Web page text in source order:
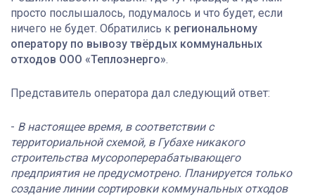
просто послышалось, подумалось и что будет, если
ничего не будет. Обратились к региональному
оператору по вывозу твёрдых коммунальных
отходов ООО «Теплоэнерго».
Представитель оператора дал следующий ответ:
- В настоящее время, в соответствии с
территориальной схемой, в Губахе никакого
строительства мусороперерабатывающего
предприятия не предусмотрено. Планируется только
создание линии сортировки коммунальных отходов